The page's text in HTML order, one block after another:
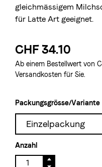
gleichmässigem
für Latte Art geeignet.
CHF 34.10
Ab einem Bestellwert von
Versandkosten für Sie.
Packungsgrösse/Variante
Einzelpackung
Anzahl